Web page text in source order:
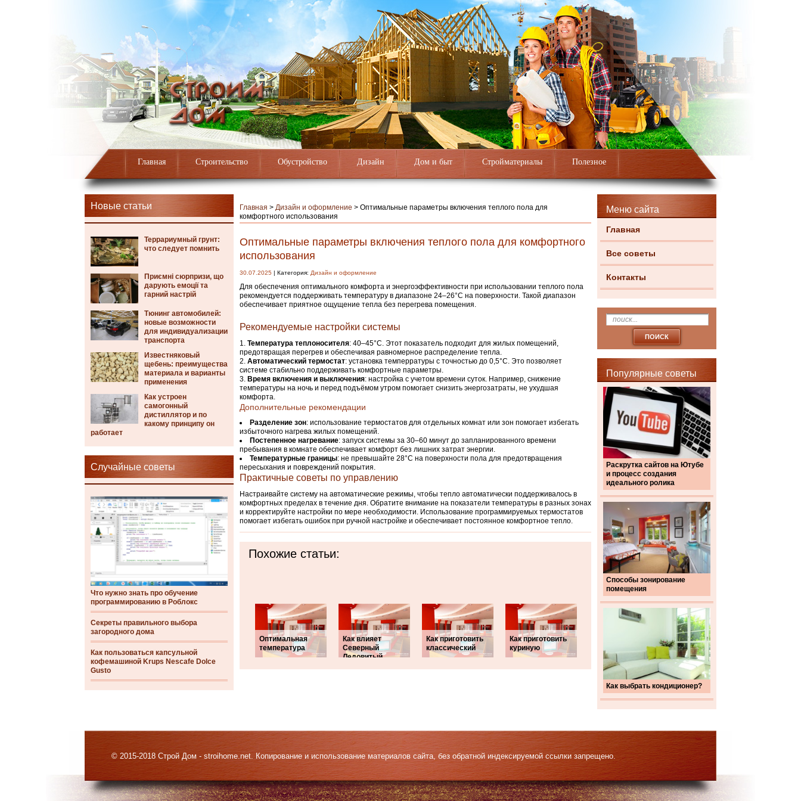
Главная Строительство Обустройство Дизайн Дом и быт Стройматериалы Полезное
Новые статьи
Террариумный грунт:
что следует помнить
Приємні сюрпризи, що
дарують емоції та
гарний настрій
Тюнинг автомобилей:
новые возможности
для индивидуализации
транспорта
Известняковый
щебень: преимущества
материала и варианты
применения
Как устроен
самогонный
дистиллятор и по
какому принципу он
работает
Случайные советы
Что нужно знать про обучение
программированию в Роблокс
Секреты правильного выбора
загородного дома
Как пользоваться капсульной
кофемашиной Krups Nescafe Dolce
Gusto
Меню сайта
Главная
Все советы
Контакты
Популярные советы
Раскрутка сайтов на Ютубе
и процесс создания
идеального ролика
Способы зонирование
помещения
Как выбрать кондиционер?
Главная > Дизайн и оформление > Оптимальные параметры включения теплого пола для
комфортного использования
Оптимальные параметры включения теплого пола для комфортного
использования
30.07.2025 | Категория: Дизайн и оформление
Для обеспечения оптимального комфорта и энергоэффективности при использовании теплого пола
рекомендуется поддерживать температуру в диапазоне 24–26°C на поверхности. Такой диапазон
обеспечивает приятное ощущение тепла без перегрева помещения.
Рекомендуемые настройки системы
Температура теплоносителя: 40–45°C. Этот показатель подходит для жилых помещений,
предотвращая перегрев и обеспечивая равномерное распределение тепла.
Автоматический термостат: установка темперратуры с точностью до 0,5°C. Это позволяет
системе стабильно поддерживать комфортные параметры.
Время включения и выключения: настройка с учетом времени суток. Например, снижение
температуры на ночь и перед подъёмом утром помогает снизить энергозатраты, не ухудшая
комфорта.
Дополнительные рекомендации
Разделение зон: использование термостатов для отдельных комнат или зон помогает избегать
избыточного нагрева жилых помещений.
Постепенное нагревание: запуск системы за 30–60 минут до запланированного времени
пребывания в комнате обеспечивает комфорт без лишних затрат энергии.
Температурные границы: не превышайте 28°C на поверхности пола для предотвращения
пересыхания и повреждений покрытия.
Практичные советы по управлению
Настраивайте систему на автоматические режимы, чтобы тепло автоматически поддерживалось в
комфортных пределах в течение дня. Обратите внимание на показатели температуры в разных зонах
и корректируйте настройки по мере необходимости. Использование программируемых термостатов
помогает избегать ошибок при ручной настройке и обеспечивает постоянное комфортное тепло.
Похожие статьи:
Оптимальная
температура
Как влияет
Северный
Ледовитый
Как приготовить
классический
Как приготовить
куриную
© 2015-2018 Строй Дом - stroihome.net. Копирование и использование материалов сайта, без обратной индексируемой ссылки запрещено.